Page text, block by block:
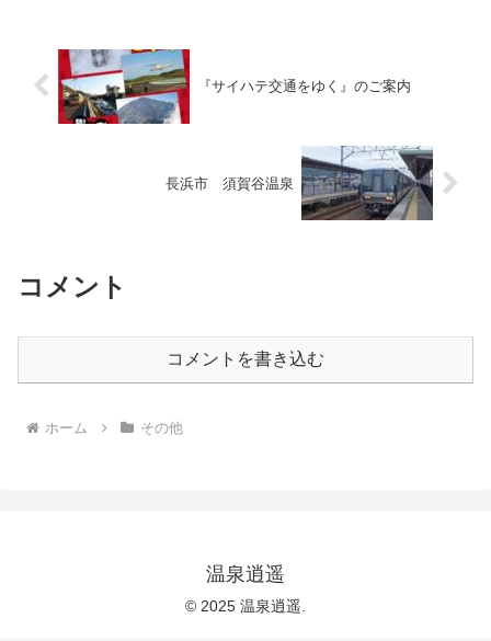
『サイハテ交通をゆく』のご案内
長浜市 須賀谷温泉
コメント
コメントを書き込む
ホーム その他
温泉逍遥
© 2025 温泉逍遥.